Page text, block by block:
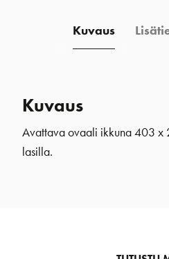
Kuvaus
Kuvaus
Avattava ovaali ikkuna 403 x
lasilla.